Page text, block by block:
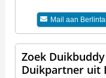
Mail aan
Zoek Duikbuddy
Duikpartner uit